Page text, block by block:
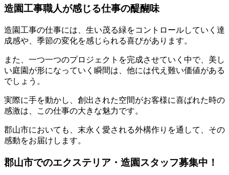
造園工事職人が感じる仕事の醍醐味
造園工事の仕事には、生い茂る緑をコントロールしていく達
成感や、季節の変化を感じられる喜びがあります。
また、一つ一つのプロジェクトを完成させていく中で、美し
い庭園が形になっていく瞬間は、他には代え難い価値がある
でしょう。
実際に手を動かし、創出された空間がお客様に喜ばれた時の
感激は、この仕事の大きな魅力です。
郡山市においても、末永く愛される外構作りを通して、その
感動をお届けします。
郡山市でのエクステリア・造園スタッフ募集中！